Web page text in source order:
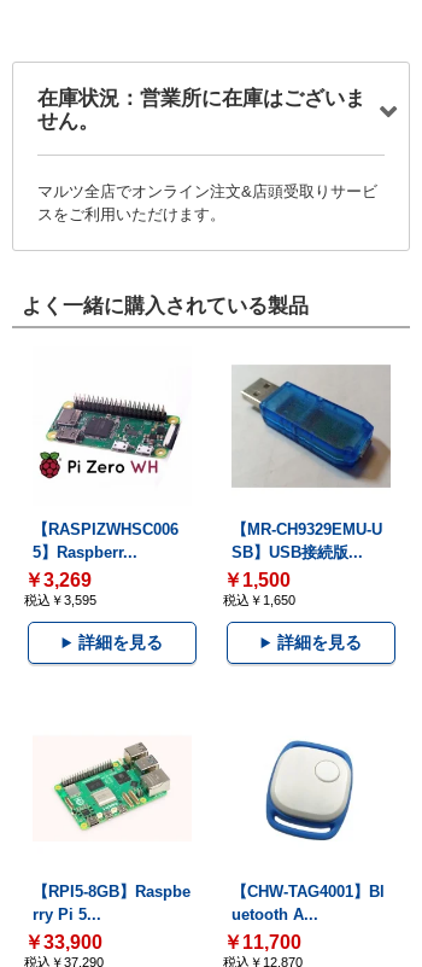
在庫状況：営業所に在庫はございま
せん。
マルツ全店でオンライン注文&店頭受取りサービ
スをご利用いただけます。
よく一緒に購入されている製品
【RASPIZWHSC006
5】Raspberr...
￥3,269
税込￥3,595
詳細を見る
【MR-CH9329EMU-U
SB】USB接続版...
￥1,500
税込￥1,650
詳細を見る
【RPI5-8GB】Raspbe
rry Pi 5...
￥33,900
税込￥37,290
【CHW-TAG4001】Bl
uetooth A...
￥11,700
税込￥12,870